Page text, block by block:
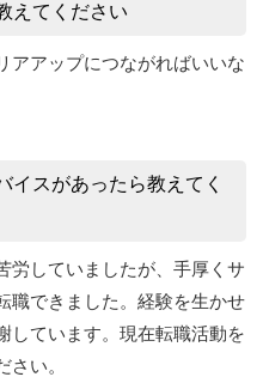
えてください
アアップにつながればいいな
イスがあったら教えてく
労していましたが、手厚くサ
職できました。経験を生かせ
しています。現在転職活動を
さい。